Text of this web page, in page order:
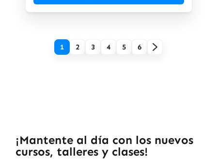
1 2 3 4 5 6
¡Mantente al día con los nuevos
cursos, talleres y clases!